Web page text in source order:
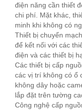
điện năng cần thiết
chi phí. Mặt khác,
minh khi không có
Thiết bị chuyển
để kết nối với các
điện và các thiết bị
Các thiết bị cấp
các vị trí không có ổ
không dây hoặc
lắp đặt trên tường
Công nghệ cấp